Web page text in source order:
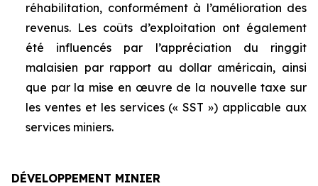
réhabilitation, conformément à l’amélioration des
revenus. Les coûts d’exploitation ont également
été influencés par l’appréciation du ringgit
malaisien par rapport au dollar américain, ainsi
que par la mise en œuvre de la nouvelle taxe sur
les ventes et les services (« SST ») applicable aux
services miniers.
DÉVELOPPEMENT MINIER